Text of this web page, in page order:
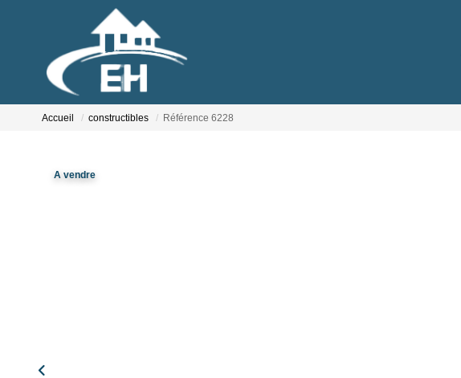
Accueil constructibles Référence 6228
A vendre